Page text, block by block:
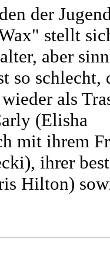
der
stellt
aber
so schlecht,
als
(Elisha
mit ihrem
ihrer
Hilton)